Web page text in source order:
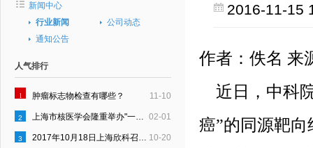
新闻中心
行业新闻
公司动态
通知公告
人气排行
11-10
1 肿瘤标志物检查有哪些？
02-01
2 上海市核医学会隆重举办"一县一科"建设启动仪式
10-20
3 2017年10月18日上海欣科召开“员工行为约定”宣贯会
2016-11-15
作者：佚名 来
近日，中科
癌”的同源靶